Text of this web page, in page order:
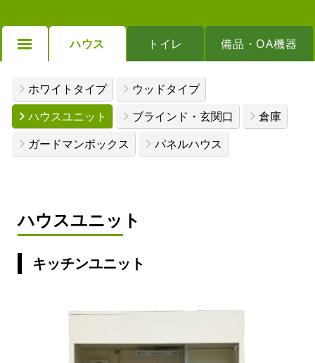
ハウス トイレ 備品・OA機器
ホワイトタイプ
ウッドタイプ
ハウスユニット
ブラインド・玄関口
倉庫
ガードマンボックス
パネルハウス
ハウスユニット
キッチンユニット